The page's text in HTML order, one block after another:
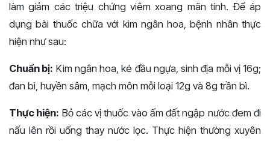
làm giảm các triệu chứng viêm xoang mãn tính. Để áp
dụng bài thuốc chữa với kim ngân hoa, bệnh nhân thực
hiện như sau:
Chuẩn bị: Kim ngân hoa, ké đầu ngựa, sinh địa mỗi vị 16g;
đan bì, huyền sâm, mạch môn mỗi loại 12g và 8g trần bì.
Thực hiện: Bỏ các vị thuốc vào ấm đất ngập nước đem đi
nấu lên rồi uống thay nước lọc. Thực hiện thường xuyên